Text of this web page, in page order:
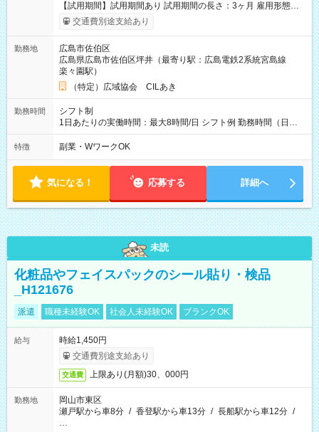
【試用期間】試用期間あり 試用期間の長さ：3ヶ月 雇用形態、
給与は本採用時と同じです。
交通費別途支給あり
勤務地
広島市佐伯区
広島県広島市佐伯区坪井（最寄り駅：広島電鉄2系統宮島線
楽々園駅）
（特定）広域協会 CILあき
勤務時間
シフト制
1日あたりの実働時間：最大8時間/日 シフト例 勤務時間（日
勤）・8時～18時 （実働時間8時間 待機休憩2時間）（日勤1回
あたりの給与 2万円）
特徴 副業・WワークOK
気になる！ 応募する 詳細へ
未読
化粧品やフェイスパックのシール貼り・検品
_H121676
派遣 職種未経験OK 社会人未経験OK ブランクOK
給与
時給1,450円
交通費別途支給あり
交通費 上限あり(月額)30、000円
勤務地
岡山市東区
瀬戸駅から車8分 / 香登駅から車13分 / 長船駅から車12分 /
…